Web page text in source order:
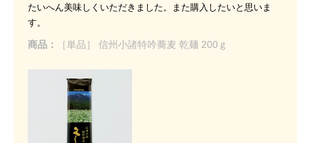
たいへん美味しくいただきました。また購入したいと思いま
す。
商品： ［単品］ 信州小諸特吟蕎麦 乾麺 200ｇ